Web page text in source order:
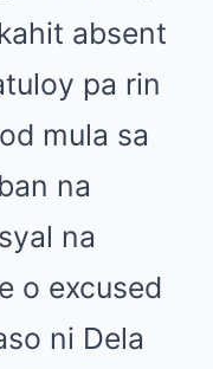
absent
pa rin
mula sa
na
na
o excused
ni Dela